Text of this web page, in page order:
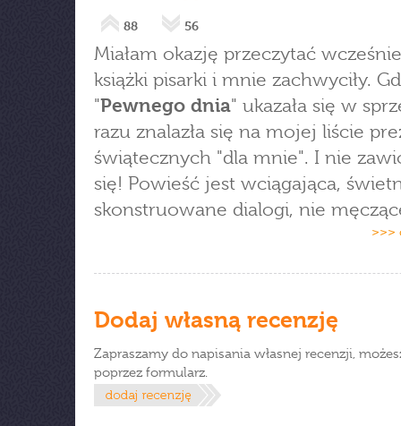
88 56
Miałam okazję przeczytać
książki pisarki i mnie zachwyciły.
"Pewnego dnia" ukazała się w
razu znalazła się na mojej liście
świątecznych "dla mnie". I nie
się! Powieść jest wciągająca,
skonstruowane dialogi, nie
>>>
Dodaj własną recenzję
Zapraszamy do napisania własnej recenzji,
poprzez formularz.